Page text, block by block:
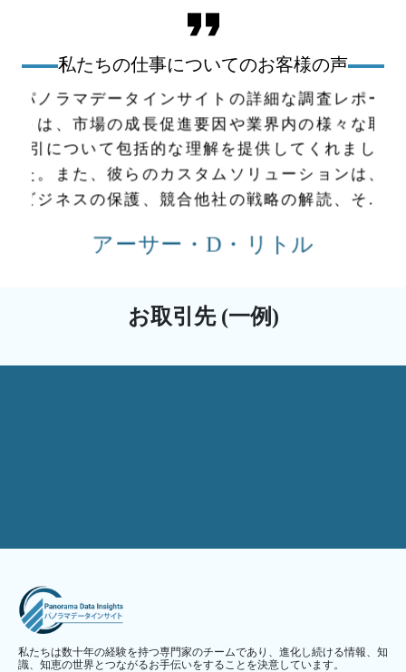
私たちの仕事についてのお客様の声
パノラマデータインサイトの詳細な調査レポー
トは、市場の成長促進要因や業界内の様々な取
引について包括的な理解を提供してくれまし
た。また、彼らのカスタムソリューションは、
ビジネスの保護、競合他社の戦略の解読、そし
役割を果たしてくれました。
アーサー・D・リトル
お取引先 (一例)
私たちは数十年の経験を持つ専門家のチームであり、進化し続ける情報、知
識、知恵の世界とつながるお手伝いをすることを決意しています。